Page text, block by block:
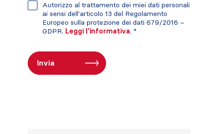
Autorizzo al trattamento dei miei dati personali
ai sensi dell'articolo 13 del Regolamento
Europeo sulla protezione dei dati 679/2016 –
GDPR. Leggi l’informativa. *